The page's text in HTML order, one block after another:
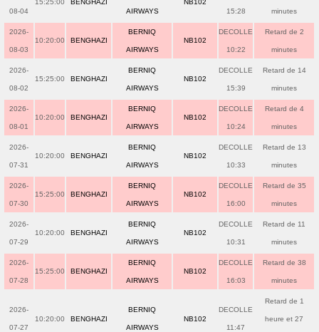
08-04
15:25:00 BENGHAZI
AIRWAYS
NB102
15:28 minutes
2026-
08-03
10:20:00 BENGHAZI
BERNIQ
AIRWAYS
NB102
DECOLLE
10:22
Retard de 2
minutes
2026-
08-02
15:25:00 BENGHAZI
BERNIQ
AIRWAYS
NB102
DECOLLE
15:39
Retard de 14
minutes
2026-
08-01
10:20:00 BENGHAZI
BERNIQ
AIRWAYS
NB102
DECOLLE
10:24
Retard de 4
minutes
2026-
07-31
10:20:00 BENGHAZI
BERNIQ
AIRWAYS
NB102
DECOLLE
10:33
Retard de 13
minutes
2026-
07-30
15:25:00 BENGHAZI
BERNIQ
AIRWAYS
NB102
DECOLLE
16:00
Retard de 35
minutes
2026-
07-29
10:20:00 BENGHAZI
BERNIQ
AIRWAYS
NB102
DECOLLE
10:31
Retard de 11
minutes
2026-
07-28
15:25:00 BENGHAZI
BERNIQ
AIRWAYS
NB102
DECOLLE
16:03
Retard de 38
minutes
2026-
07-27
10:20:00 BENGHAZI
BERNIQ
AIRWAYS
NB102
DECOLLE
11:47
Retard de 1
heure et 27